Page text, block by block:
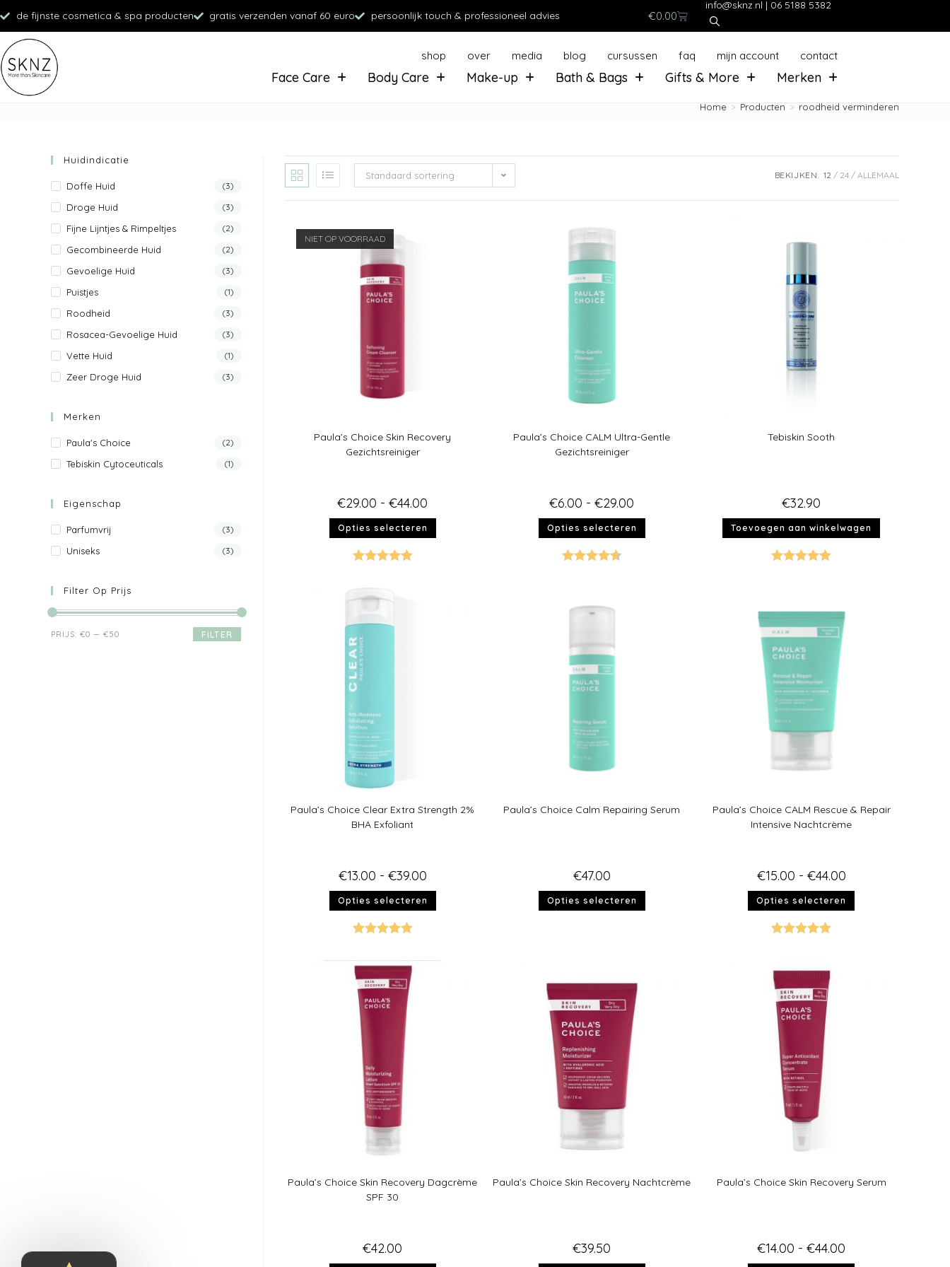
de fijnste cosmetica & spa producten gratis verzenden vanaf 60 euro persoonlijk touch & professioneel advies €0.00
info@sknz.nl | 06 5188 5382
shop over media blog cursussen faq mijn account contact
Face Care Body Care Make-up Bath & Bags Gifts & More Merken
Home > Producten > roodheid verminderen
Standaard sortering BEKIJKEN: 12 24 ALLEMAAL
NIET OP VOORRAAD
Paula’s Choice Skin Recovery
Gezichtsreiniger
€29.00 - €44.00
Opties selecteren
Paula’s Choice CALM Ultra-Gentle
Gezichtsreiniger
€6.00 - €29.00
Opties selecteren
Tebiskin Sooth
€32.90
Toevoegen aan winkelwagen
Paula’s Choice Clear Extra Strength 2%
BHA Exfoliant
€13.00 - €39.00
Opties selecteren
d5.00uit 5
Paula’s Choice Calm Repairing Serum
€47.00
Opties selecteren
Paula’s Choice CALM Rescue & Repair
Intensive Nachtcrème
€15.00 - €44.00
Opties selecteren
Paula’s Choice Skin Recovery Dagcrème
SPF 30
€42.00
Paula’s Choice Skin Recovery Nachtcrème
€39.50
Paula’s Choice Skin Recovery Serum
€14.00 - €44.00
Huidindicatie
Doffe Huid (3)
Droge Huid (3)
Fijne Lijntjes & Rimpeltjes (2)
Gecombineerde Huid (2)
Gevoelige Huid (3)
Puistjes (1)
Roodheid (3)
Rosacea-Gevoelige Huid (3)
Vette Huid (1)
Zeer Droge Huid (3)
Merken
Paula's Choice (2)
Tebiskin Cytoceuticals (1)
Eigenschap
Parfumvrij (3)
Uniseks (3)
Filter Op Prijs
FILTER
PRIJS: €0 — €50